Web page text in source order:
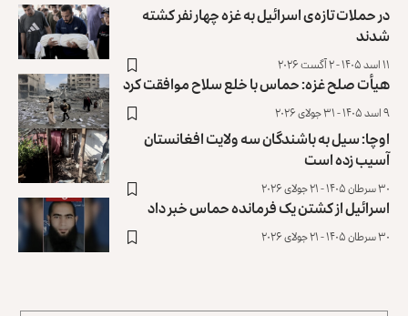
در حملات تاز‌ه‌ی اسرائیل به غزه چهار نفر کشته
شدند
۱۱ اسد ۱۴۰۵ - ۲ آگست ۲۰۲۶
هیأت صلح غزه: حماس با خلع سلاح موافقت کرد
۹ اسد ۱۴۰۵ - ۳۱ جولای ۲۰۲۶
اوچا: سیل به باشندگان سه ولایت افغانستان
آسیب زده است
۳۰ سرطان ۱۴۰۵ - ۲۱ جولای ۲۰۲۶
اسرائيل از کشتن یک فرمانده حماس خبر داد
۳۰ سرطان ۱۴۰۵ - ۲۱ جولای ۲۰۲۶